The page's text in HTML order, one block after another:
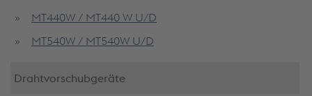
MT440W / MT440 W U/D
MT540W / MT540W U/D
Drahtvorschubgeräte